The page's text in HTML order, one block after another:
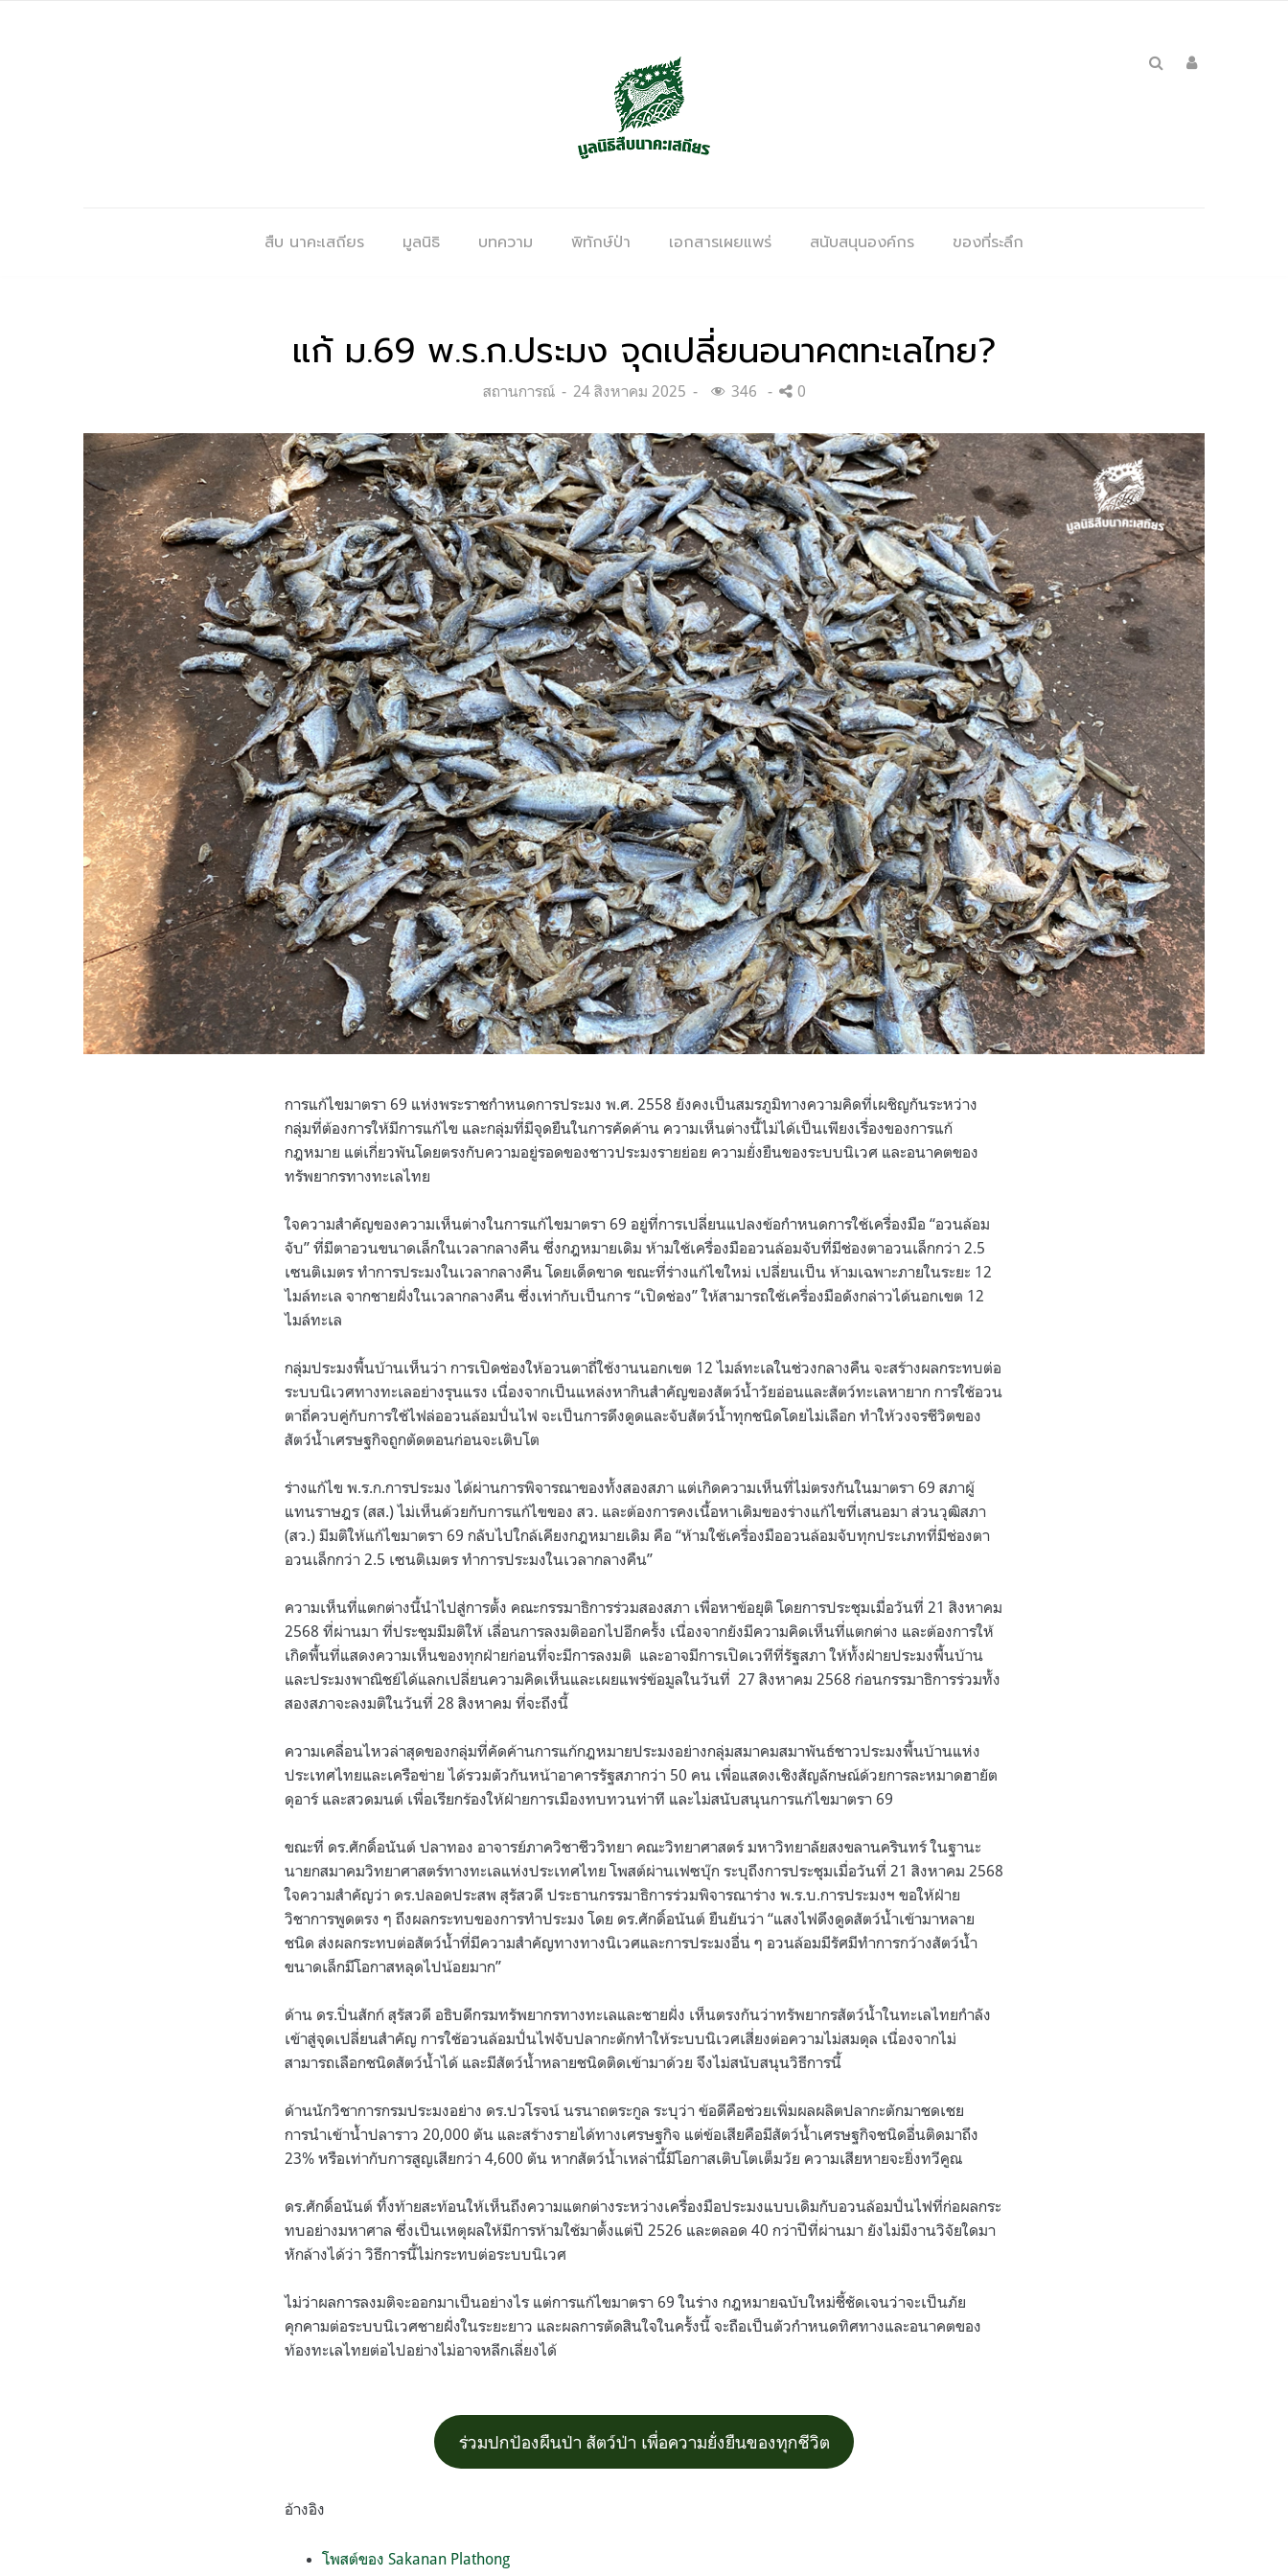
สืบ นาคะเสถียร มูลนิธิ บทความ พิทักษ์ป่า เอกสารเผยแพร่ สนับสนุนองค์กร ของที่ระลึก
แก้ ม.69 พ.ร.ก.ประมง จุดเปลี่ยนอนาคตทะเลไทย?
Categories:
สถานการณ์
Posted
24 สิงหาคม 2025 346 0
การแก้ไขมาตรา 69 แห่งพระราชกำหนดการประมง พ.ศ. 2558 ยังคงเป็นสมรภูมิทางความคิดที่เผชิญกันระหว่าง
กลุ่มที่ต้องการให้มีการแก้ไข และกลุ่มที่มีจุดยืนในการคัดค้าน ความเห็นต่างนี้ไม่ได้เป็นเพียงเรื่องของการแก้
กฎหมาย แต่เกี่ยวพันโดยตรงกับความอยู่รอดของชาวประมงรายย่อย ความยั่งยืนของระบบนิเวศ และอนาคตของ
ทรัพยากรทางทะเลไทย
ใจความสำคัญของความเห็นต่างในการแก้ไขมาตรา 69 อยู่ที่การเปลี่ยนแปลงข้อกำหนดการใช้เครื่องมือ “อวนล้อม
จับ” ที่มีตาอวนขนาดเล็กในเวลากลางคืน ซึ่งกฎหมายเดิม ห้ามใช้เครื่องมืออวนล้อมจับที่มีช่องตาอวนเล็กกว่า 2.5
เซนติเมตร ทำการประมงในเวลากลางคืน โดยเด็ดขาด ขณะที่ร่างแก้ไขใหม่ เปลี่ยนเป็น ห้ามเฉพาะภายในระยะ 12
ไมล์ทะเล จากชายฝั่งในเวลากลางคืน ซึ่งเท่ากับเป็นการ “เปิดช่อง” ให้สามารถใช้เครื่องมือดังกล่าวได้นอกเขต 12
ไมล์ทะเล
กลุ่มประมงพื้นบ้านเห็นว่า การเปิดช่องให้อวนตาถี่ใช้งานนอกเขต 12 ไมล์ทะเลในช่วงกลางคืน จะสร้างผลกระทบต่อ
ระบบนิเวศทางทะเลอย่างรุนแรง เนื่องจากเป็นแหล่งหากินสำคัญของสัตว์น้ำวัยอ่อนและสัตว์ทะเลหายาก การใช้อวน
ตาถี่ควบคู่กับการใช้ไฟล่ออวนล้อมปั่นไฟ จะเป็นการดึงดูดและจับสัตว์น้ำทุกชนิดโดยไม่เลือก ทำให้วงจรชีวิตของ
สัตว์น้ำเศรษฐกิจถูกตัดตอนก่อนจะเติบโต
ร่างแก้ไข พ.ร.ก.การประมง ได้ผ่านการพิจารณาของทั้งสองสภา แต่เกิดความเห็นที่ไม่ตรงกันในมาตรา 69 สภาผู้
แทนราษฎร (สส.) ไม่เห็นด้วยกับการแก้ไขของ สว. และต้องการคงเนื้อหาเดิมของร่างแก้ไขที่เสนอมา ส่วนวุฒิสภา
(สว.) มีมติให้แก้ไขมาตรา 69 กลับไปใกล้เคียงกฎหมายเดิม คือ “ห้ามใช้เครื่องมืออวนล้อมจับทุกประเภทที่มีช่องตา
อวนเล็กกว่า 2.5 เซนติเมตร ทำการประมงในเวลากลางคืน”
ความเห็นที่แตกต่างนี้นำไปสู่การตั้ง คณะกรรมาธิการร่วมสองสภา เพื่อหาข้อยุติ โดยการประชุมเมื่อวันที่ 21 สิงหาคม
2568 ที่ผ่านมา ที่ประชุมมีมติให้ เลื่อนการลงมติออกไปอีกครั้ง เนื่องจากยังมีความคิดเห็นที่แตกต่าง และต้องการให้
เกิดพื้นที่แสดงความเห็นของทุกฝ่ายก่อนที่จะมีการลงมติ และอาจมีการเปิดเวทีที่รัฐสภา ให้ทั้งฝ่ายประมงพื้นบ้าน
และประมงพาณิชย์ได้แลกเปลี่ยนความคิดเห็นและเผยแพร่ข้อมูลในวันที่ 27 สิงหาคม 2568 ก่อนกรรมาธิการร่วมทั้ง
สองสภาจะลงมติในวันที่ 28 สิงหาคม ที่จะถึงนี้
ความเคลื่อนไหวล่าสุดของกลุ่มที่คัดค้านการแก้กฎหมายประมงอย่างกลุ่มสมาคมสมาพันธ์ชาวประมงพื้นบ้านแห่ง
ประเทศไทยและเครือข่าย ได้รวมตัวกันหน้าอาคารรัฐสภากว่า 50 คน เพื่อแสดงเชิงสัญลักษณ์ด้วยการละหมาดฮายัต
ดุอาร์ และสวดมนต์ เพื่อเรียกร้องให้ฝ่ายการเมืองทบทวนท่าที และไม่สนับสนุนการแก้ไขมาตรา 69
ขณะที่ ดร.ศักดิ์อนันต์ ปลาทอง อาจารย์ภาควิชาชีววิทยา คณะวิทยาศาสตร์ มหาวิทยาลัยสงขลานครินทร์ ในฐานะ
นายกสมาคมวิทยาศาสตร์ทางทะเลแห่งประเทศไทย โพสต์ผ่านเฟซบุ๊ก ระบุถึงการประชุมเมื่อวันที่ 21 สิงหาคม 2568
ใจความสำคัญว่า ดร.ปลอดประสพ สุรัสวดี ประธานกรรมาธิการร่วมพิจารณาร่าง พ.ร.บ.การประมงฯ ขอให้ฝ่าย
วิชาการพูดตรง ๆ ถึงผลกระทบของการทำประมง โดย ดร.ศักดิ์อนันต์ ยืนยันว่า “แสงไฟดึงดูดสัตว์น้ำเข้ามาหลาย
ชนิด ส่งผลกระทบต่อสัตว์น้ำที่มีความสำคัญทางทางนิเวศและการประมงอื่น ๆ อวนล้อมมีรัศมีทำการกว้างสัตว์น้ำ
ขนาดเล็กมีโอกาสหลุดไปน้อยมาก”
ด้าน ดร.ปิ่นสักก์ สุรัสวดี อธิบดีกรมทรัพยากรทางทะเลและชายฝั่ง เห็นตรงกันว่าทรัพยากรสัตว์น้ำในทะเลไทยกำลัง
เข้าสู่จุดเปลี่ยนสำคัญ การใช้อวนล้อมปั่นไฟจับปลากะตักทำให้ระบบนิเวศเสี่ยงต่อความไม่สมดุล เนื่องจากไม่
สามารถเลือกชนิดสัตว์น้ำได้ และมีสัตว์น้ำหลายชนิดติดเข้ามาด้วย จึงไม่สนับสนุนวิธีการนี้
ด้านนักวิชาการกรมประมงอย่าง ดร.ปวโรจน์ นรนาถตระกูล ระบุว่า ข้อดีคือช่วยเพิ่มผลผลิตปลากะตักมาชดเชย
การนำเข้าน้ำปลาราว 20,000 ตัน และสร้างรายได้ทางเศรษฐกิจ แต่ข้อเสียคือมีสัตว์น้ำเศรษฐกิจชนิดอื่นติดมาถึง
23% หรือเท่ากับการสูญเสียกว่า 4,600 ตัน หากสัตว์น้ำเหล่านี้มีโอกาสเติบโตเต็มวัย ความเสียหายจะยิ่งทวีคูณ
ดร.ศักดิ์อนันต์ ทิ้งท้ายสะท้อนให้เห็นถึงความแตกต่างระหว่างเครื่องมือประมงแบบเดิมกับอวนล้อมปั่นไฟที่ก่อผลกระ
ทบอย่างมหาศาล ซึ่งเป็นเหตุผลให้มีการห้ามใช้มาตั้งแต่ปี 2526 และตลอด 40 กว่าปีที่ผ่านมา ยังไม่มีงานวิจัยใดมา
หักล้างได้ว่า วิธีการนี้ไม่กระทบต่อระบบนิเวศ
ไม่ว่าผลการลงมติจะออกมาเป็นอย่างไร แต่การแก้ไขมาตรา 69 ในร่าง กฎหมายฉบับใหม่ชี้ชัดเจนว่าจะเป็นภัย
คุกคามต่อระบบนิเวศชายฝั่งในระยะยาว และผลการตัดสินใจในครั้งนี้ จะถือเป็นตัวกำหนดทิศทางและอนาคตของ
ท้องทะเลไทยต่อไปอย่างไม่อาจหลีกเลี่ยงได้
ร่วมปกป้องผืนป่า สัตว์ป่า เพื่อความยั่งยืนของทุกชีวิต
อ้างอิง
โพสต์ของ Sakanan Plathong